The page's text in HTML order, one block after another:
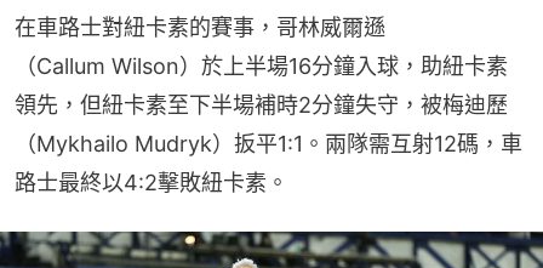
在車路士對紐卡素的賽事，哥林威爾遜
（Callum Wilson）於上半場16分鐘入球，助紐卡素
領先，但紐卡素至下半場補時2分鐘失守，被梅迪歷
（Mykhailo Mudryk）扳平1:1。兩隊需互射12碼，車
路士最終以4:2擊敗紐卡素。